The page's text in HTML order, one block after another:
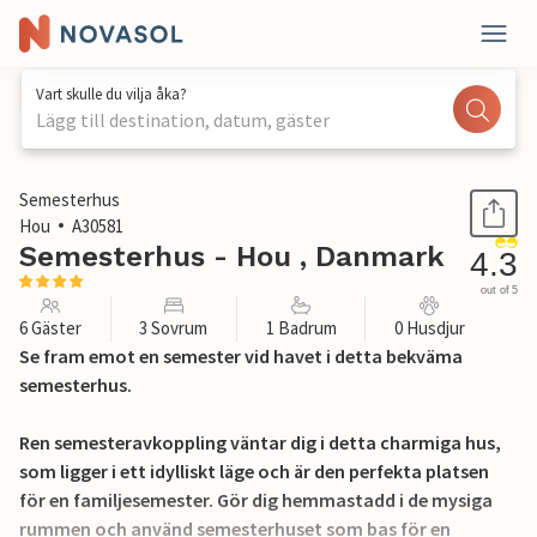
Vart skulle du vilja åka?
Lägg till destination, datum, gäster
1 / 21
Semesterhus
Hou
A30581
Semesterhus - Hou , Danmark 4.3
out of 5
6 Gäster 3 Sovrum 1 Badrum 0 Husdjur
Se fram emot en semester vid havet i detta bekväma
semesterhus.
Ren semesteravkoppling väntar dig i detta charmiga hus,
som ligger i ett idylliskt läge och är den perfekta platsen
för en familjesemester. Gör dig hemmastadd i de mysiga
rummen och använd semesterhuset som bas för en